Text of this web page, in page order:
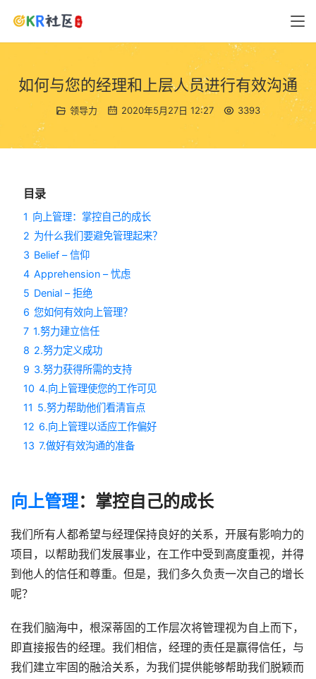
如何与您的经理和上层人员进行有效沟通
领导力 2020年5月27日 12:27 3393
目录
1 向上管理：掌控自己的成长
2 为什么我们要避免管理起来？
3 Belief – 信仰
4 Apprehension – 忧虑
5 Denial – 拒绝
6 您如何有效向上管理？
7 1.努力建立信任
8 2.努力定义成功
9 3.努力获得所需的支持
10 4.向上管理使您的工作可见
11 5.努力帮助他们看清盲点
12 6.向上管理以适应工作偏好
13 7.做好有效沟通的准备
向上管理：掌控自己的成长
我们所有人都希望与经理保持良好的关系，开展有影响力的
项目，以帮助我们发展事业，在工作中受到高度重视，并得
到他人的信任和尊重。但是，我们多久负责一次自己的增长
呢？
在我们脑海中，根深蒂固的工作层次将管理视为自上而下，
即直接报告的经理。我们相信，经理的责任是赢得信任，与
我们建立牢固的融洽关系，为我们提供能够帮助我们脱颖而